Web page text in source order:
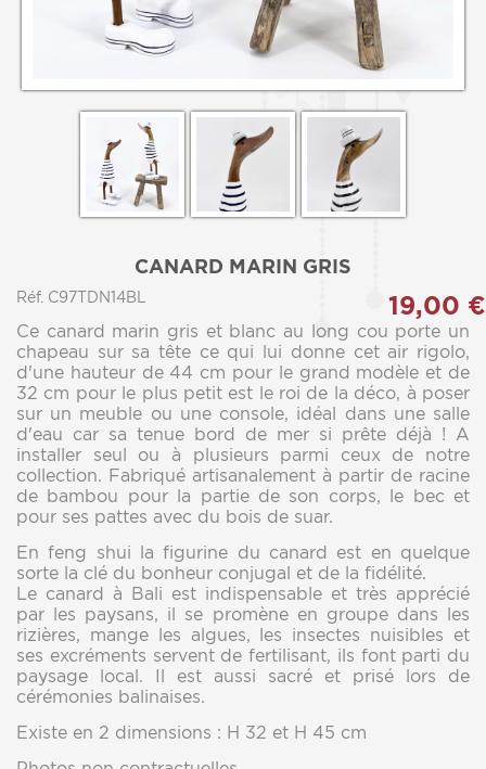
CANARD MARIN GRIS
Réf. C97TDN14BL
Ce canard marin gris et blanc au long cou porte un
chapeau sur sa tête ce qui lui donne cet air rigolo,
d'une hauteur de 44 cm pour le grand modèle et de
32 cm pour le plus petit est le roi de la déco, à poser
sur un meuble ou une console, idéal dans une salle
d'eau car sa tenue bord de mer si prête déjà ! A
installer seul ou à plusieurs parmi ceux de notre
collection. Fabriqué artisanalement à partir de racine
de bambou pour la partie de son corps, le bec et
pour ses pattes avec du bois de suar.
En feng shui la figurine du canard est en quelque
sorte la clé du bonheur conjugal et de la fidélité.
Le canard à Bali est indispensable et très apprécié
par les paysans, il se promène en groupe dans les
rizières, mange les algues, les insectes nuisibles et
ses excréments servent de fertilisant, ils font parti du
paysage local. Il est aussi sacré et prisé lors de
cérémonies balinaises.
Existe en 2 dimensions : H 32 et H 45 cm
19,00 €